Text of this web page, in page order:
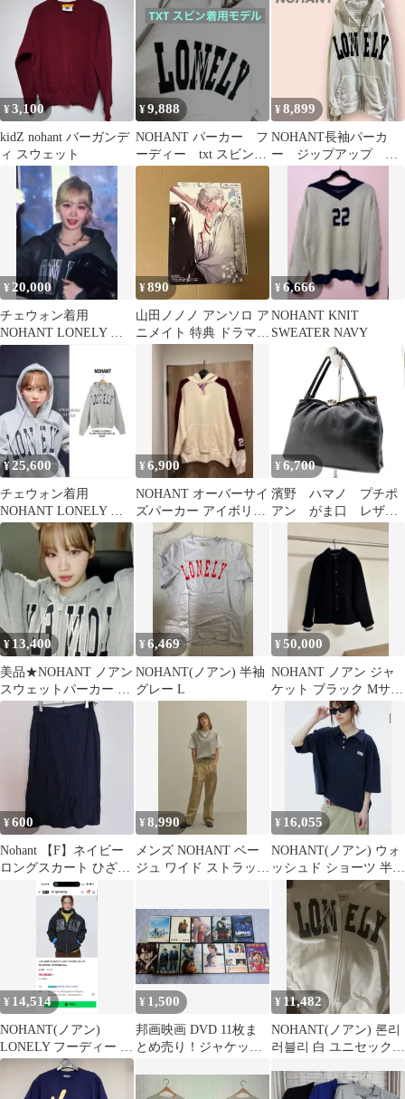
¥3,100
kidZ nohant バーガンデ
ィ スウェット
¥9,888
NOHANT パーカー フ
ーディー txt スビン着
用 トゥバ
¥8,899
NOHANT長袖パーカ
ー ジップアップ ロ
ゴ刺繍 白 男女 ゆ
ったり/L
¥ 20,000
チェウォン着用
NOHANT LONELY ジ
ップフーディー パーカ
ー mサイズ
¥890
山田ノノノ アンソロ ア
ニメイト 特典 ドラマ
¥6,666
NOHANT KNIT
SWEATER NAVY
¥25,600
チェウォン着用
NOHANT LONELY ジ
ップ フーディー パーカ
ー
¥6,900
NOHANT オーバーサイ
ズパーカー アイボリー
×ボルドー 韓国
¥ 6,700
濱野 ハマノ プチポ
アン がま口 レザ
ー ハンドバッグ ゴ
ブラン織
¥13,400
美品★NOHANT ノアン
スウェットパーカー ル
セラフィム キムチェウ
ォン着用
¥6,469
NOHANT(ノアン) 半袖
グレー L
¥50,000
NOHANT ノアン ジャ
ケット ブラック Mサイ
ズ 未使用 タグ付き
¥600
Nohant 【F】ネイビー
ロングスカート ひざ丈
シンプル 無地
¥8,990
メンズ NOHANT ベー
ジュ ワイド ストラップ
¥ 16,055
NOHANT(ノアン) ウォ
ッシュド ショーツ 半袖
Tシャツ
¥ 14,514
NOHANT(ノアン)
LONELY フーディー ジ
ップアップ チャコール
サイズL
¥ 1,500
邦画映画 DVD 11枚ま
とめ売り！ジャケット
¥ 11,482
NOHANT(ノアン) 론리
러블리 白 ユニセックス